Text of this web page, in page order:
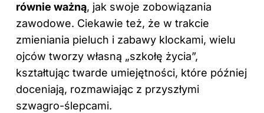
równie ważną, jak swoje zobowiązania
zawodowe. Ciekawie też, że w trakcie
zmieniania pieluch i zabawy klockami, wielu
ojców tworzy własną „szkołę życia”,
kształtując twarde umiejętności, które później
doceniają, rozmawiając z przyszłymi
szwagro-ślepcami.